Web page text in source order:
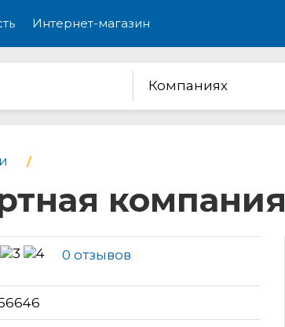
Интернет-магазин
Компаниях
компания
0 отзывов